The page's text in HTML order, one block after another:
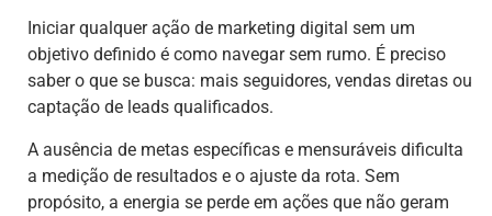
Iniciar qualquer ação de marketing digital sem um
objetivo definido é como navegar sem rumo. É preciso
saber o que se busca: mais seguidores, vendas diretas ou
captação de leads qualificados.
A ausência de metas específicas e mensuráveis dificulta
a medição de resultados e o ajuste da rota. Sem
propósito, a energia se perde em ações que não geram